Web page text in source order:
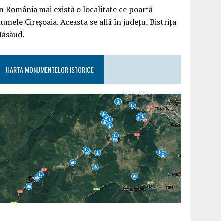
România mai există o localitate ce poartă
Cireșoaia. Aceasta se află în județul Bistrița
HARTA MONUMENTELOR ISTORICE